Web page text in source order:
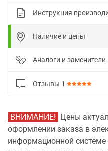
Инструкция
Наличие и цены
Аналоги и заменители
Отзывы 1
ВНИМАНИЕ! Цены
оформлении заказа в
информационной